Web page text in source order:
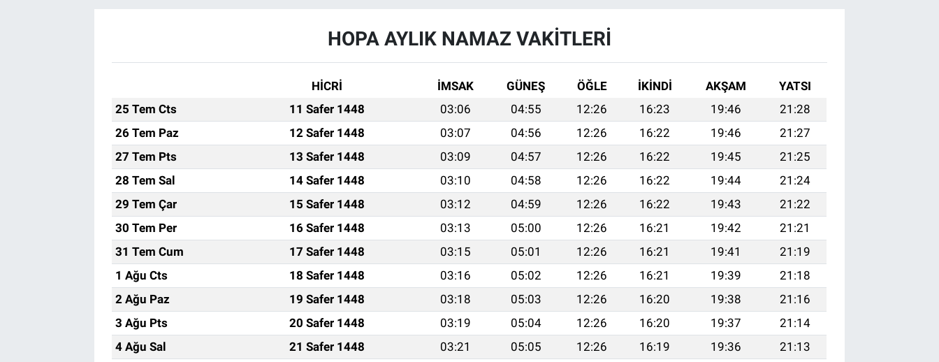
HOPA AYLIK NAMAZ VAKITLERI
HİCRİ İMSAK GÜNEŞ ÖĞLE İKINDI AKŞAM
YATSI
25 Tem Cts
11 Safer 1448 03:06 04:55 12:26 16:23 19:46
21:28
26 Tem Paz
12 Safer 1448 03:07 04:56 12:26 16:22 19:46
21:27
27 Tem Pts
13 Safer 1448 03:09 04:57 12:26 16:22 19:45
21:25
28 Tem Sal
14 Safer 1448 03:10 04:58 12:26 16:22 19:44
21:24
29 Tem Çar
15 Safer 1448 03:12 04:59 12:26 16:22 19:43
21:22
30 Tem Per
16 Safer 1448 03:13 05:00 12:26 16:21 19:42
21:21
31 Tem Cum
17 Safer 1448 03:15 05:01 12:26 16:21 19:41
21:19
1 Ağu Cts
18 Safer 1448 03:16 05:02 12:26 16:21 19:39
21:18
2 Ağu Paz
19 Safer 1448 03:18 05:03 12:26 16:20 19:38
21:16
3 Ağu Pts
20 Safer 1448 03:19 05:04 12:26 16:20 19:37
21:14
4 Ağu Sal
21 Safer 1448 03:21 05:05 12:26 16:19 19:36
21:13